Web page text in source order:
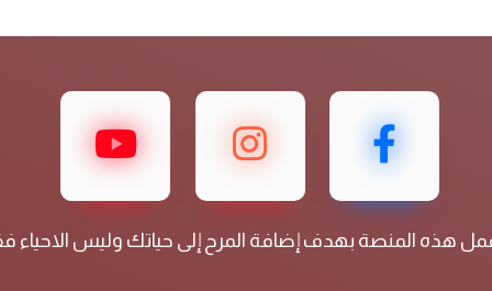
هذه المنصة بهدف إضافة المرح إلى حياتك وليس الاحياء